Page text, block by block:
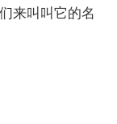
来叫叫它的名